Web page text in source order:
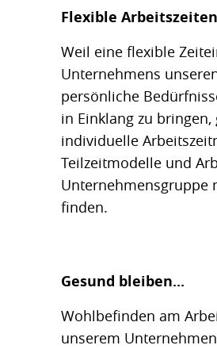
Flexible Arbeitszeiten
Weil eine flexible
Unternehmens
persönliche
in Einklang zu
individuelle
Teilzeitmodelle und
Unternehmensgruppe
finden.
Gesund bleiben...
Wohlbefinden am
unserem